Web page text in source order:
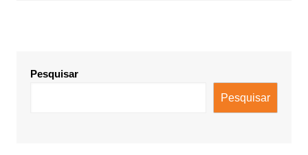
Pesquisar
Pesquisar